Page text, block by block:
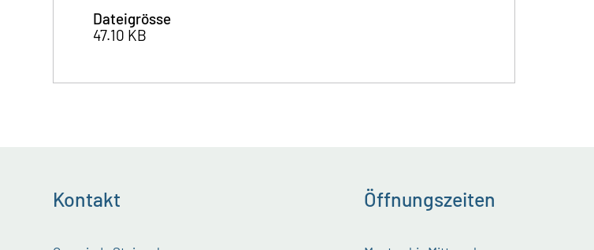
Dateigrösse
47.10 KB
Kontakt Öffnungszeiten